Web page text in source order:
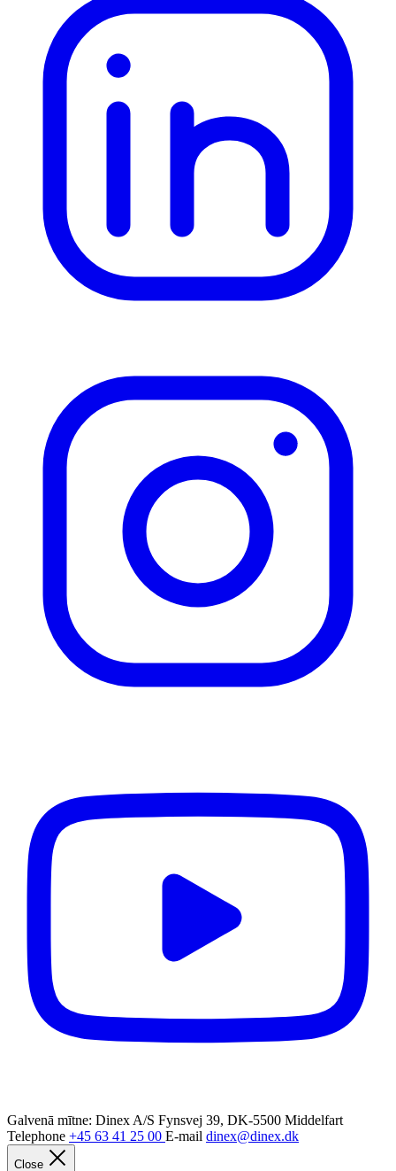
Galvenā mītne: Dinex A/S Fynsvej 39, DK-5500 Middelfart
Telephone +45 63 41 25 00 E-mail dinex@dinex.dk
Close